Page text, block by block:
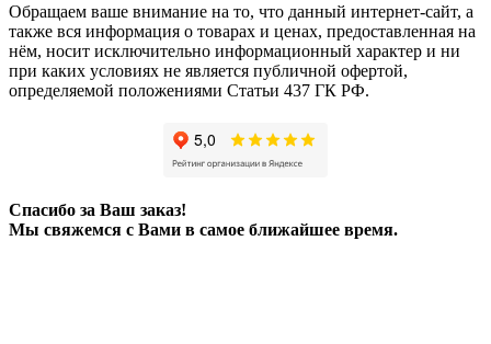
Обращаем ваше внимание на то, что данный интернет-сайт, а
также вся информация о товарах и ценах, предоставленная на
нём, носит исключительно информационный характер и ни
при каких условиях не является публичной офертой,
определяемой положениями Статьи 437 ГК РФ.
Спасибо за Ваш заказ!
Мы свяжемся с Вами в самое ближайшее время.